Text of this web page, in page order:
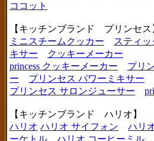
ココット
【キッチンブランド プリンセス
ミニスチームクッカー
スティ
キサー
クッキーメーカー
princess クッキーメーカー
プリ
ー
プリンセス パワーミキサー
プリンセス サロンジューサー
【キッチンブランド ハリオ】
ハリオ ハリオ サイフォン ハリ
ーケトル
ハリオ コーヒーミル